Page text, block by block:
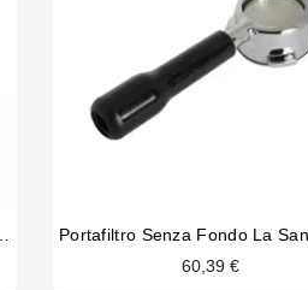
7/9 Gr
60,39 €